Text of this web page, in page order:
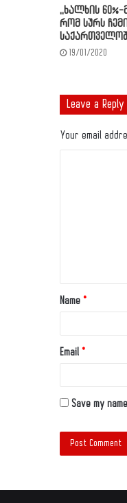
,,ხალხის
რომ სურს
19/01/2020
Leave a Reply
Your email
Name *
Email *
Save my